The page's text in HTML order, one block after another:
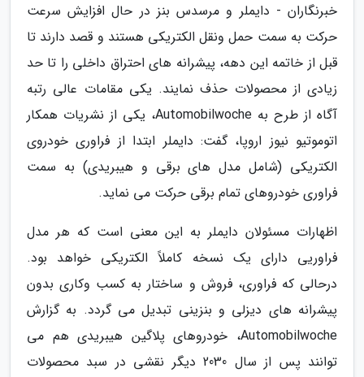
خبرنگاران - دایملر و مرسدس بنز در حال افزایش سرعت
حرکت به سمت حمل ونقل الکتریکی هستند و قصد دارند تا
قبل از خاتمه این دهه، پیشرانه های احتراق داخلی را تا حد
زیادی از محصولات حذف نمایند. یکی مقامات عالی رتبه
آگاه از طرح به Automobilwoche، یکی از نشریات همکار
اتوموتیو نیوز اروپا، گفت: دایملر ابتدا از فراوری خودروی
الکتریکی (شامل مدل های برقی و هیبریدی) به سمت
فراوری خودروهای تمام برقی حرکت می نماید.
اظهارات مسئولان دایملر به این معنی است که هر مدل
فراوریی دارای یک نسخه کاملاً الکتریکی خواهد بود.
درحالی که فراوری، فروش و ساختار به کسب وکاری بدون
پیشرانه های دیزلی و بنزینی تبدیل می گردد. به گزارش
Automobilwoche، خودروهای پلاگین هیبریدی هم می
توانند پس از سال 2030 دیگر نقشی در سبد محصولات